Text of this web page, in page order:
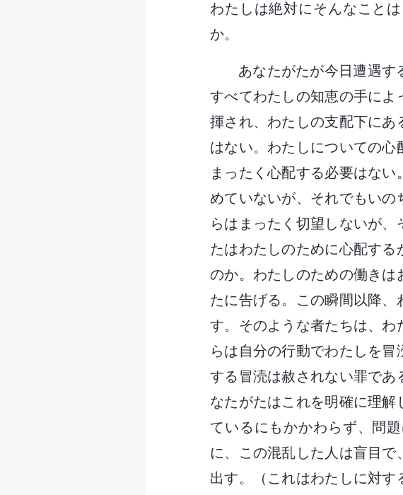
わたしは絶対にそんなこと
か。
あなたがたが今日遭遇す
すべてわたしの知恵の手に
揮され、わたしの支配下に
はない。わたしについての心
まったく心配する必要はな
めていないが、それでもい
らはまったく切望しないが
たはわたしのために心配す
のか。わたしのための働き
たに告げる。この瞬間以降
す。そのような者たちは、
らは自分の行動でわたしを
する冒涜は赦されない罪で
なたがたはこれを明確に理
ているにもかかわらず、問
に、この混乱した人は盲目で
出す。（これはわたしに対す